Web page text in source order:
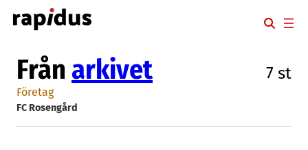
Hoppa
till
Från arkivet 7 st
Företag
FC Rosengård